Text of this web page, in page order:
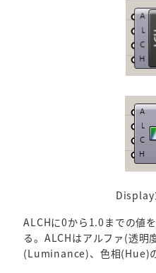
Display
ALCHに0から1.0までの値
る。ALCHはアルファ(透
(Luminance)、色相(Hue)